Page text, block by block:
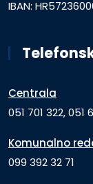
IBAN:
Centrala
051 701 322, 051
Komunalno
099 392 32 71